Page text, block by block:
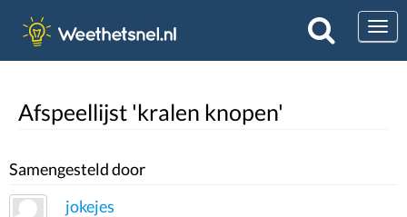
Afspeellijst 'kralen knopen'
Samengesteld door
jokejes